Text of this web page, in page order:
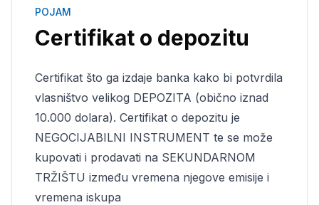
POJAM
Certifikat o depozitu
Certifikat što ga izdaje banka kako bi potvrdila
vlasništvo velikog DEPOZITA (obično iznad
10.000 dolara). Certifikat o depozitu je
NEGOCIJABILNI INSTRUMENT te se može
kupovati i prodavati na SEKUNDARNOM
TRŽIŠTU između vremena njegove emisije i
vremena iskupa